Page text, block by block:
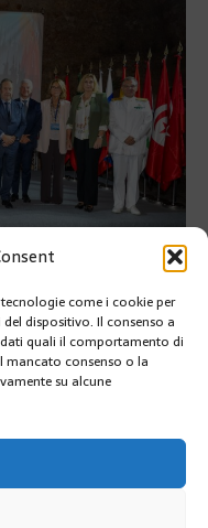
come i cookie per
dispositivo. Il consenso a
quali il comportamento di
mancato consenso o la
su alcune
IL « MISTERO DI CAPO